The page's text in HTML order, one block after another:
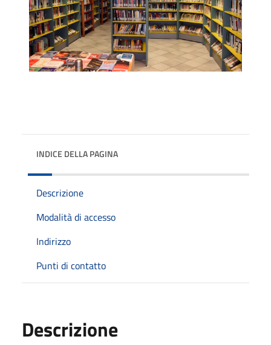
INDICE DELLA PAGINA
Descrizione
Modalità di accesso
Indirizzo
Punti di contatto
Descrizione